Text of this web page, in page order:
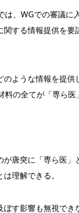
、WGでの審議に
する情報提供を
ような情報を提
の全てが「専ら
唐突に「専ら医
理解できる。
す影響も無視で